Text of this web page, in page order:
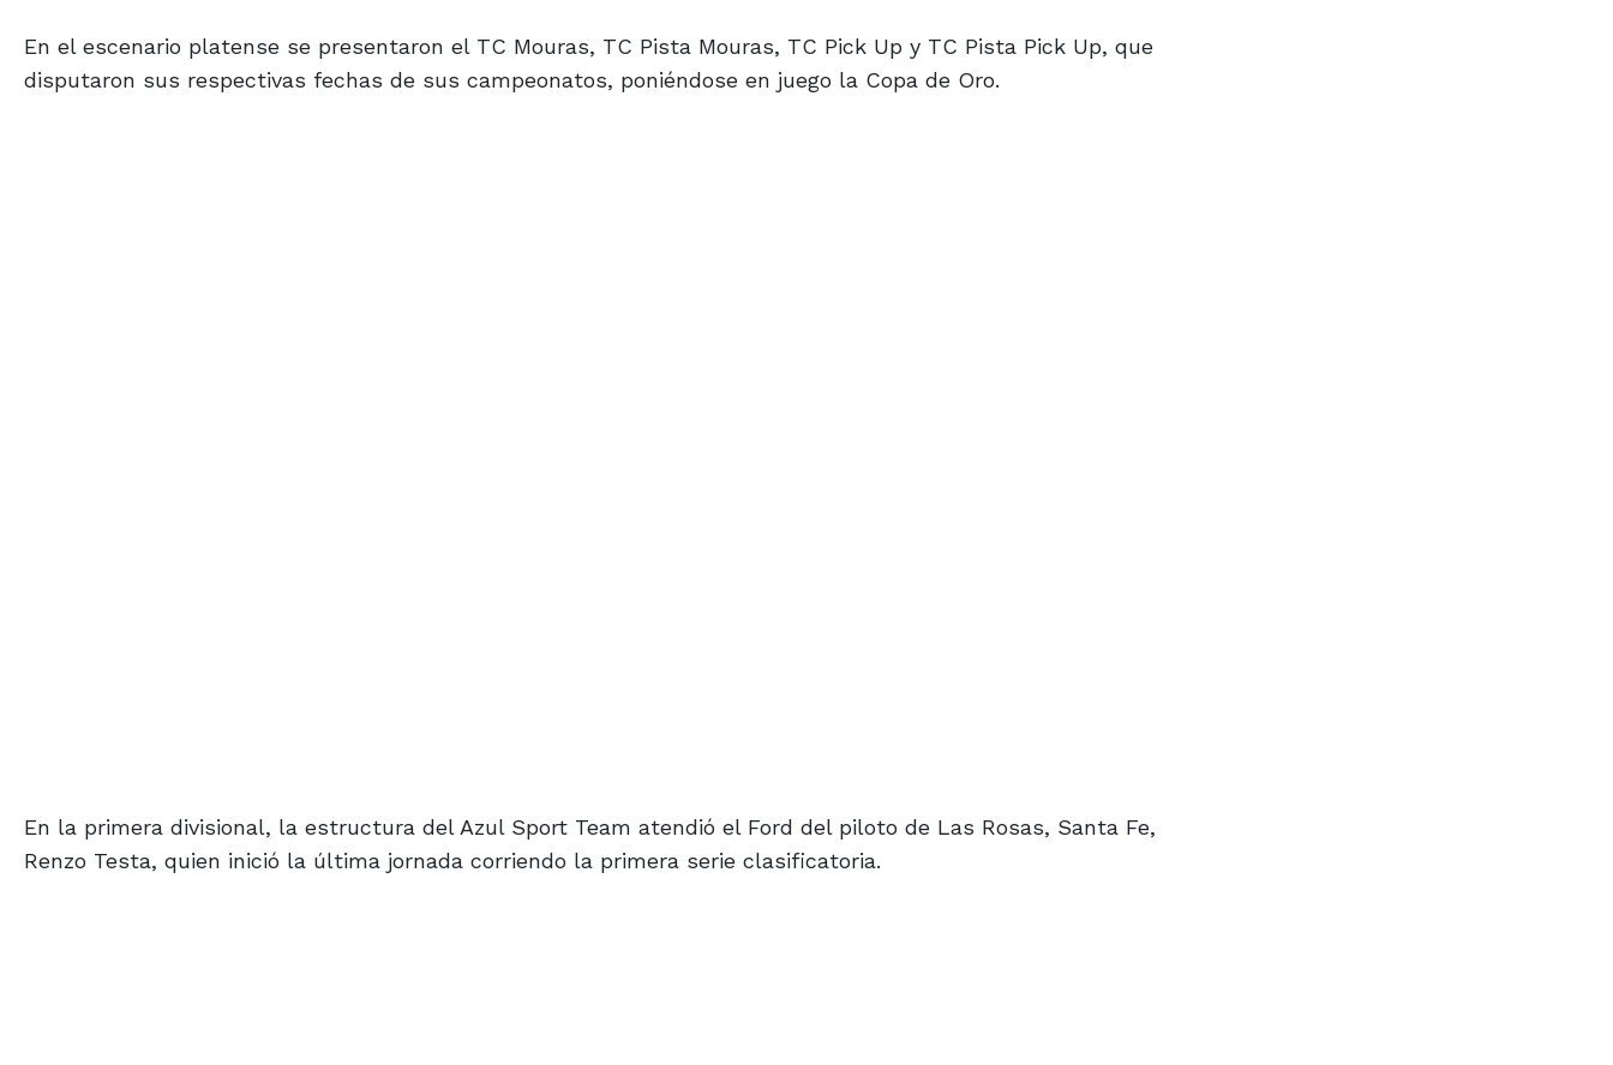
En el escenario platense se presentaron el TC Mouras, TC Pista Mouras, TC Pick Up y TC Pista Pick Up, que
disputaron sus respectivas fechas de sus campeonatos, poniéndose en juego la Copa de Oro.
En la primera divisional, la estructura del Azul Sport Team atendió el Ford del piloto de Las Rosas, Santa Fe,
Renzo Testa, quien inició la última jornada corriendo la primera serie clasificatoria.